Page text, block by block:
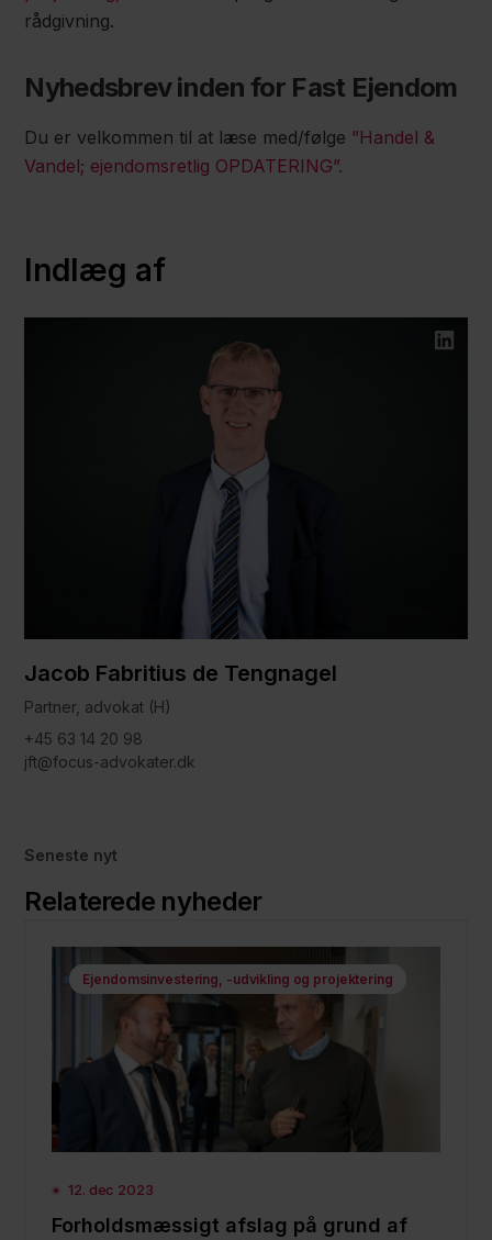
rådgivning.
Nyhedsbrev inden for Fast Ejendom
Du er velkommen til at læse med/følge ”Handel &
Vandel; ejendomsretlig OPDATERING”.
Indlæg af
Jacob Fabritius de Tengnagel
Partner, advokat (H)
+45 63 14 20 98
jft@focus-advokater.dk
Seneste nyt
Relaterede nyheder
Ejendomsinvestering, -udvikling og projektering
12. dec 2023
Forholdsmæssigt afslag på grund af